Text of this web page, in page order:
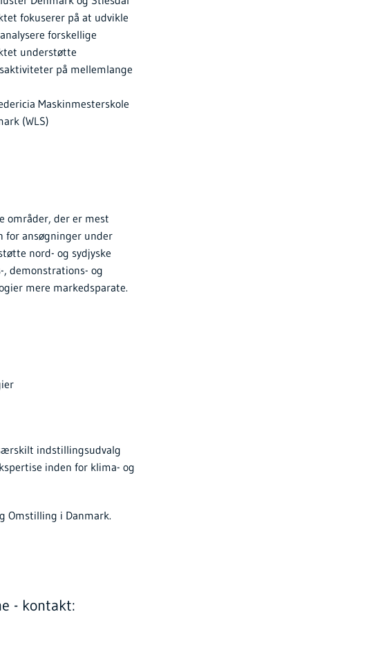
fokuserer på at udvikle
forskellige
understøtte
på mellemlange
Maskinmesterskole
(WLS)
områder, der er mest
for ansøgninger under
nord- og sydjyske
demonstrations- og
mere markedsparate.
indstillingsudvalg
inden for klima- og
Omstilling i Danmark.
- kontakt: